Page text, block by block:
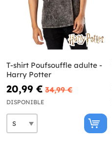
T-shirt Poufsouffle adulte -
Harry Potter
20,99 € 34,99 €
DISPONIBLE